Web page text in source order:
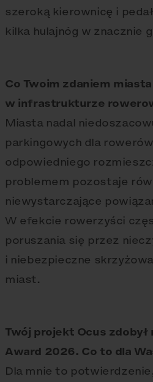
szeroką kierownicę i
kilka hulajnóg w znacznie
Co Twoim zdaniem
w infrastrukturze
Miasta nadal
parkingowych dla
odpowiedniego
problemem pozostaje
niewystarczające
W efekcie rowerzyści
poruszania się przez
i niebezpieczne
miast.
Twój projekt Ocus zdobył
Award 2026. Co to dla
Dla mnie to